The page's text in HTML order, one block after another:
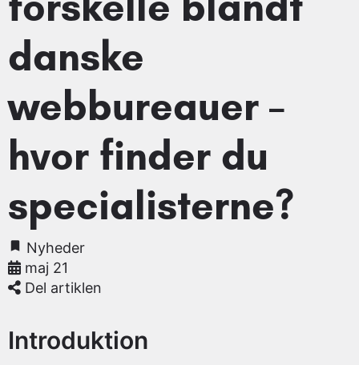
danske
webbureauer –
hvor finder du
specialisterne?
Nyheder
maj 21
Del artiklen
Introduktion